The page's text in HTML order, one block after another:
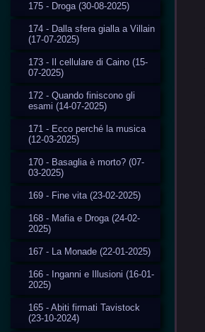
175 - Droga (30-08-2025)
174 - Dalla sfera gialla a Villain
(17-07-2025)
173 - Il cellulare di Caino (15-
07-2025)
172 - Quando finiscono gli
esami (14-07-2025)
171 - Ecco perché la musica
(12-03-2025)
170 - Basaglia è morto? (07-
03-2025)
169 - Fine vita (23-02-2025)
168 - Mafia e Droga (24-02-
2025)
167 - La Monade (22-01-2025)
166 - Inganni e Illusioni (16-01-
2025)
165 - Abiti firmati Tavistock
(23-10-2024)